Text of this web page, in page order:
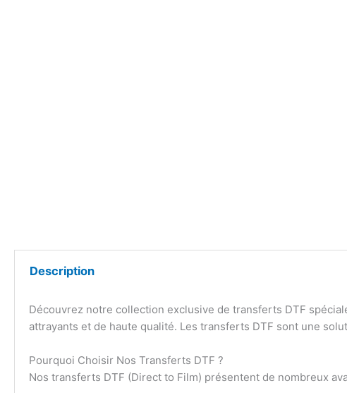
Description
Découvrez notre collection exclusive de transferts DTF
attrayants et de haute qualité. Les transferts DTF sont une
Pourquoi Choisir Nos Transferts DTF ?
Nos transferts DTF (Direct to Film) présentent de nombreux